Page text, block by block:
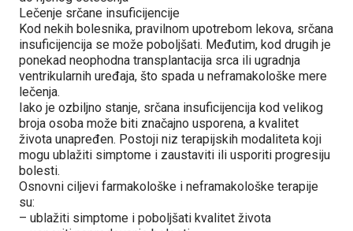
Lečenje srčane insuficijencije
Kod nekih bolesnika, pravilnom upotrebom lekova, srčana
insuficijencija se može poboljšati. Međutim, kod drugih je
ponekad neophodna transplantacija srca ili ugradnja
ventrikularnih uređaja, što spada u neframakološke mere
lečenja.
Iako je ozbiljno stanje, srčana insuficijencija kod velikog
broja osoba može biti značajno usporena, a kvalitet
života unapređen. Postoji niz terapijskih modaliteta koji
mogu ublažiti simptome i zaustaviti ili usporiti progresiju
bolesti.
Osnovni ciljevi farmakološke i neframakološke terapije
su:
– ublažiti simptome i poboljšati kvalitet života